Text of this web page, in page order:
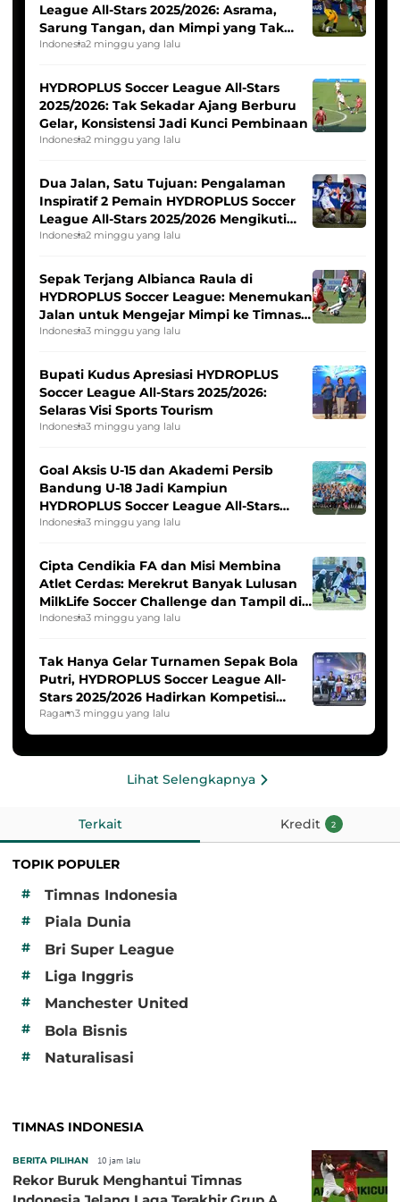
League All-Stars 2025/2026: Asrama,
Sarung Tangan, dan Mimpi yang Tak
Pernah Padam
Indonesia2 minggu yang lalu
HYDROPLUS Soccer League All-Stars
2025/2026: Tak Sekadar Ajang Berburu
Gelar, Konsistensi Jadi Kunci Pembinaan
Indonesia2 minggu yang lalu
Dua Jalan, Satu Tujuan: Pengalaman
Inspiratif 2 Pemain HYDROPLUS Soccer
League All-Stars 2025/2026 Mengikuti
Seleksi Timnas Indonesia Putri
Indonesia2 minggu yang lalu
Sepak Terjang Albianca Raula di
HYDROPLUS Soccer League: Menemukan
Jalan untuk Mengejar Mimpi ke Timnas
Indonesia Putri
Indonesia3 minggu yang lalu
Bupati Kudus Apresiasi HYDROPLUS
Soccer League All-Stars 2025/2026:
Selaras Visi Sports Tourism
Indonesia3 minggu yang lalu
Goal Aksis U-15 dan Akademi Persib
Bandung U-18 Jadi Kampiun
HYDROPLUS Soccer League All-Stars
2025/2026
Indonesia3 minggu yang lalu
Cipta Cendikia FA dan Misi Membina
Atlet Cerdas: Merekrut Banyak Lulusan
MilkLife Soccer Challenge dan Tampil di
HYDROPLUS Soccer League
Indonesia3 minggu yang lalu
Tak Hanya Gelar Turnamen Sepak Bola
Putri, HYDROPLUS Soccer League All-
Stars 2025/2026 Hadirkan Kompetisi
Band dan Dance
Ragam3 minggu yang lalu
Lihat Selengkapnya
Terkait Kredit 2
TOPIK POPULER
#
Timnas Indonesia
# Piala Dunia
# Bri Super League
# Liga Inggris
# Manchester United
# Bola Bisnis
# Naturalisasi
TIMNAS INDONESIA
BERITA PILIHAN 10 jam lalu
Rekor Buruk Menghantui Timnas